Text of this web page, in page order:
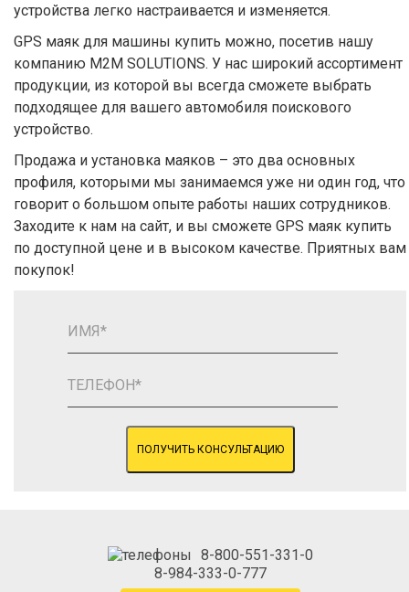
устройства легко настраивается и изменяется.
GPS маяк для машины купить можно, посетив нашу
компанию M2M SOLUTIONS. У нас широкий ассортимент
продукции, из которой вы всегда сможете выбрать
подходящее для вашего автомобиля поискового
устройство.
Продажа и установка маяков – это два основных
профиля, которыми мы занимаемся уже ни один год, что
говорит о большом опыте работы наших сотрудников.
Заходите к нам на сайт, и вы сможете GPS маяк купить
по доступной цене и в высоком качестве. Приятных вам
покупок!
ПОЛУЧИТЬ КОНСУЛЬТАЦИЮ
8-800-551-331-0
8-984-333-0-777